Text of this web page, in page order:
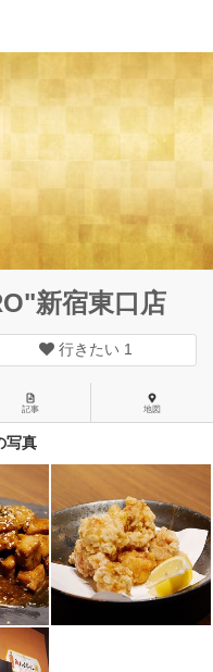
新宿東口店
行きたい 1
記事 地図
写真